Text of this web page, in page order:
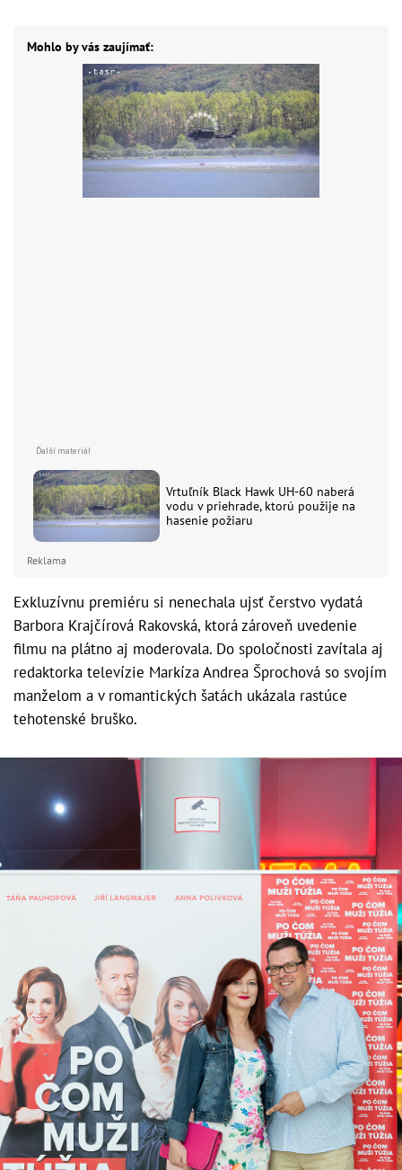
Mohlo by vás zaujímať:
Vrtuľník Black Hawk UH-60 naberá
vodu v priehrade, ktorú použije na
hasenie požiaru
Reklama
Exkluzívnu premiéru si nenechala ujsť čerstvo vydatá
Barbora Krajčírová Rakovská, ktorá zároveň uvedenie
filmu na plátno aj moderovala. Do spoločnosti zavítala aj
redaktorka televízie Markíza Andrea Šprochová so svojím
manželom a v romantických šatách ukázala rastúce
tehotenské bruško.